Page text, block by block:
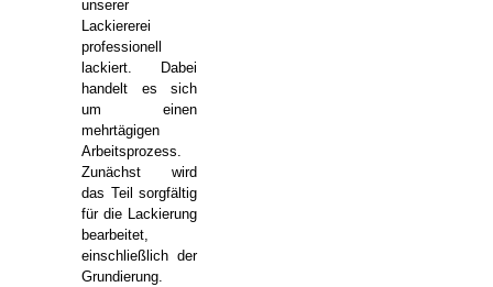
unserer
Lackiererei
professionell
lackiert. Dabei
handelt es sich
um einen
mehrtägigen
Arbeitsprozess.
Zunächst wird
das Teil sorgfältig
für die Lackierung
bearbeitet,
einschließlich der
Grundierung.